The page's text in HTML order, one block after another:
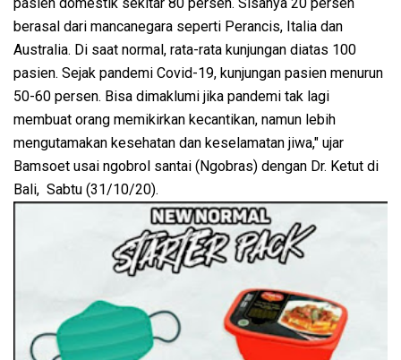
pasien domestik sekitar 80 persen. Sisanya 20 persen
berasal dari mancanegara seperti Perancis, Italia dan
Australia. Di saat normal, rata-rata kunjungan diatas 100
pasien. Sejak pandemi Covid-19, kunjungan pasien menurun
50-60 persen. Bisa dimaklumi jika pandemi tak lagi
membuat orang memikirkan kecantikan, namun lebih
mengutamakan kesehatan dan keselamatan jiwa," ujar
Bamsoet usai ngobrol santai (Ngobras) dengan Dr. Ketut di
Bali, Sabtu (31/10/20).